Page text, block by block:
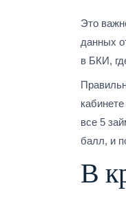
Это
данных
в БКИ,
все 5
балл, и
В